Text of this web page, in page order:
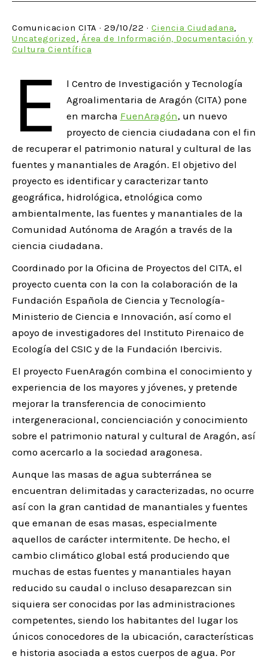
Comunicacion CITA · 29/10/22 · Ciencia Ciudadana
Uncategorized
Área de Información, Documentación y
Cultura Científica
E
l Centro de Investigación y Tecnología
Agroalimentaria de Aragón (CITA) pone
en marcha FuenAragón, un nuevo
proyecto de ciencia ciudadana con el fin
de recuperar el patrimonio natural y cultural de las
fuentes y manantiales de Aragón. El objetivo del
proyecto es identificar y caracterizar tanto
geográfica, hidrológica, etnológica como
ambientalmente, las fuentes y manantiales de la
Comunidad Autónoma de Aragón a través de la
ciencia ciudadana.
Coordinado por la Oficina de Proyectos del CITA, el
proyecto cuenta con la con la colaboración de la
Fundación Española de Ciencia y Tecnología-
Ministerio de Ciencia e Innovación, así como el
apoyo de investigadores del Instituto Pirenaico de
Ecología del CSIC y de la Fundación Ibercivis.
El proyecto FuenAragón combina el conocimiento y
experiencia de los mayores y jóvenes, y pretende
mejorar la transferencia de conocimiento
intergeneracional, concienciación y conocimiento
sobre el patrimonio natural y cultural de Aragón, así
como acercarlo a la sociedad aragonesa.
Aunque las masas de agua subterránea se
encuentran delimitadas y caracterizadas, no ocurre
así con la gran cantidad de manantiales y fuentes
que emanan de esas masas, especialmente
aquellos de carácter intermitente. De hecho, el
cambio climático global está produciendo que
muchas de estas fuentes y manantiales hayan
reducido su caudal o incluso desaparezcan sin
siquiera ser conocidas por las administraciones
competentes, siendo los habitantes del lugar los
únicos conocedores de la ubicación, características
e historia asociada a estos cuerpos de agua. Por